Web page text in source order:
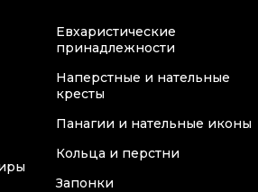
Евхаристические
принадлежности
Наперстные и нательные
кресты
Панагии и нательные иконы
Кольца и перстни
Запонки